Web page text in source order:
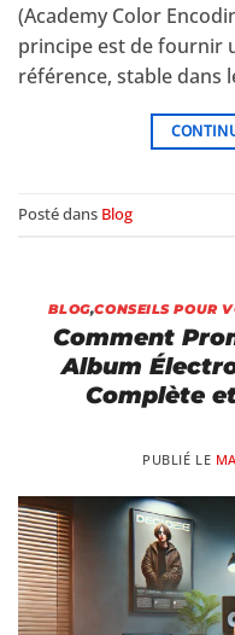
(Academy Color
principe est de fournir
référence, stable dans
Posté dans Blog
BLOG,CONSEILS POUR
Comment
Album
Complète
PUBLIÉ LE